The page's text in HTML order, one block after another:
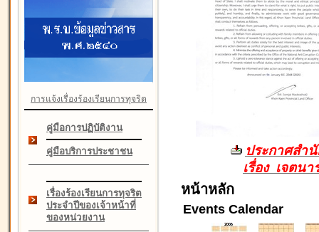
การแจ้งเรื่องร้องเรียนการทุจริต
คู่มือการปฏิบัติงาน
คู่มือบริการประชาชน
เรื่องร้องเรียนการทุจริต
ประจำปีของเจ้าหน้าที่
ของหน่วยงาน
ประกาศสำ
เรื่อง เจตน
หน้าหลัก
Events Calendar